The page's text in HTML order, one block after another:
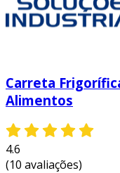
Carreta
Alimentos
4.6
(10 avaliações)